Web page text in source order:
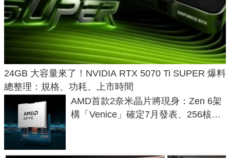
24GB 大容量來了！NVIDIA RTX 5070 Ti SUPER 爆料
總整理：規格、功耗、上市時間
AMD首款2奈米晶片將現身：Zen 6架
構「Venice」確定7月發表、256核心